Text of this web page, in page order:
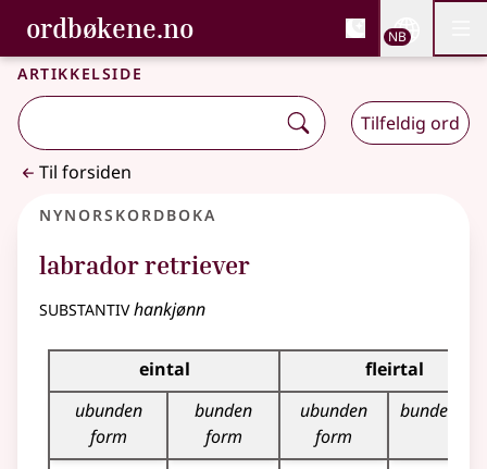
Gå til hovedinnhold
Tilgjengelighet
ordbøkene.no, Bokmålsordboka og
Bokmålsordboka og Nynorskordboka
NB
Artikkelside
Tilfeldig ord
Til forsiden
Nynorskordboka
labrador retriever
substantivhankjønn
Bøyningstabell for dette substantivet
eintal
fleirtal
ubunden
form
bunden
form
ubunden
form
bunden